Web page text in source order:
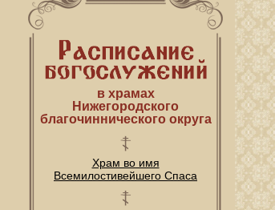
в храмах
Нижегородского
благочиннического округа
Храм во имя
Всемилостивейшего Спаса